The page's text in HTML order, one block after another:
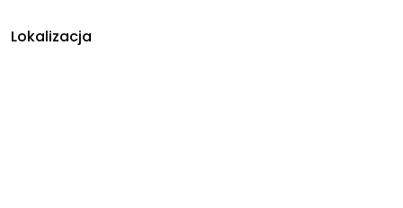
Lokalizacja